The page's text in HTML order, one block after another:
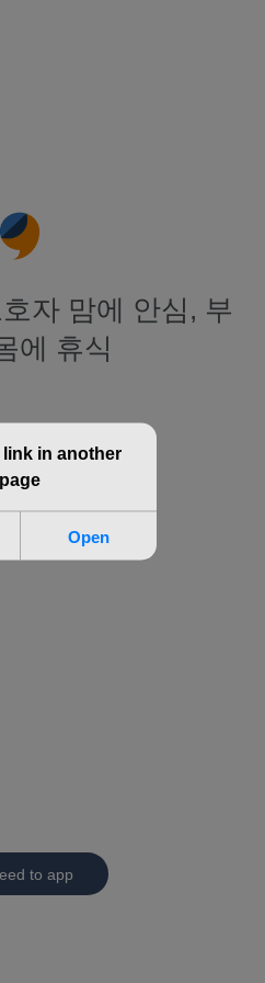
자 맘에 안심, 부
에 휴식
to app